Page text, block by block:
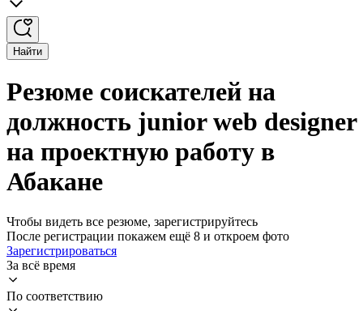
Найти
Резюме соискателей на
должность junior web designer
на проектную работу в
Абакане
Чтобы видеть все резюме, зарегистрируйтесь
После регистрации покажем ещё 8 и откроем фото
Зарегистрироваться
За всё время
По соответствию